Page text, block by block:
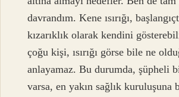
davrandım. Kene ısırığı,
kızarıklık olarak kendini
çoğu kişi, ısırığı görse bile ne
anlayamaz. Bu durumda, şüpheli
varsa, en yakın sağlık kuruluşuna